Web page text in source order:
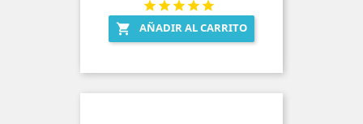
 AÑADIR AL CARRITO